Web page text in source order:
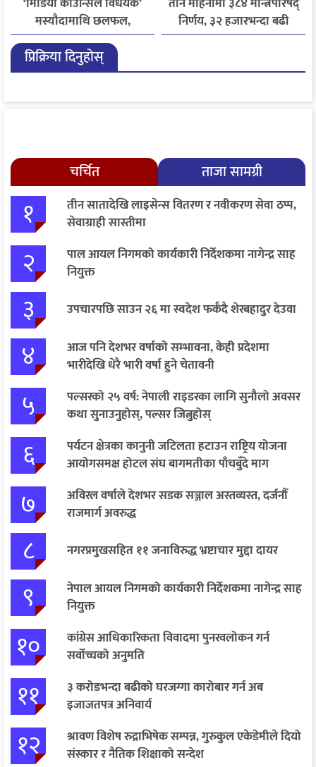
मस्यौदामाथि छलफल,
एआईदेखि पत्रकारको
लाइसेन्ससम्मका विषयमा
सुझाव
निर्णय, ३२ हजारभन्दा बढी
गुनासो फर्छ्योट
प्रिक्रिया दिनुहोस्
चर्चित ताजा सामग्री
१
तीन सातादेखि लाइसेन्स वितरण र नवीकरण सेवा ठप्प,
सेवाग्राही सास्तीमा
२
पाल आयल निगमको कार्यकारी निर्देशकमा नागेन्द्र साह
नियुक्त
३ उपचारपछि साउन २६ मा स्वदेश फर्कँदै शेरबहादुर देउवा
४
आज पनि देशभर वर्षाको सम्भावना, केही प्रदेशमा
भारीदेखि धेरै भारी वर्षा हुने चेतावनी
५
पल्सरको २५ वर्ष: नेपाली राइडरका लागि सुनौलो अवसर
कथा सुनाउनुहोस्, पल्सर जित्नुहोस्
६
पर्यटन क्षेत्रका कानुनी जटिलता हटाउन राष्ट्रिय योजना
आयोगसमक्ष होटल संघ बागमतीका पाँचबुँदे माग
७
अविरल वर्षाले देशभर सडक सञ्जाल अस्तव्यस्त, दर्जनौँ
राजमार्ग अवरुद्ध
८ नगरप्रमुखसहित ११ जनाविरुद्ध भ्रष्टाचार मुद्दा दायर
९
नेपाल आयल निगमको कार्यकारी निर्देशकमा नागेन्द्र साह
नियुक्त
१०
कांग्रेस आधिकारिकता विवादमा पुनरवलोकन गर्न
सर्वोच्चको अनुमति
११
३ करोडभन्दा बढीको घरजग्गा कारोबार गर्न अब
इजाजतपत्र अनिवार्य
१२
श्रावण विशेष रुद्राभिषेक सम्पन्न, गुरुकुल एकेडेमीले दियो
संस्कार र नैतिक शिक्षाको सन्देश